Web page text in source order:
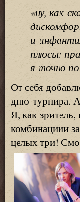
«ну, как
и
плюсы:
я точно
От себя
дню турнира. А
Я, как
комбинациии
целых три!